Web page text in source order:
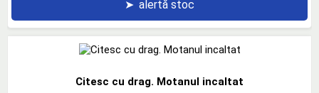
➤ alertă stoc
Citesc cu drag. Motanul incaltat